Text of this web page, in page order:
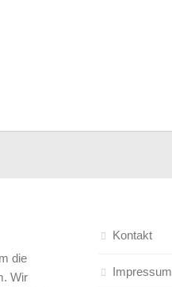
die
Wir
Kontakt
Impressum